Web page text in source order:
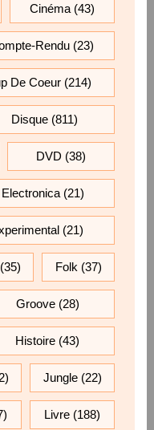
Cinéma(43)
Rendu (23)
De Coeur(214)
Disque (811)
DVD (38)
Electronica(21)
(21)
(35) Folk (37)
Groove(28)
Histoire(43)
Jungle(22)
Livre (188)